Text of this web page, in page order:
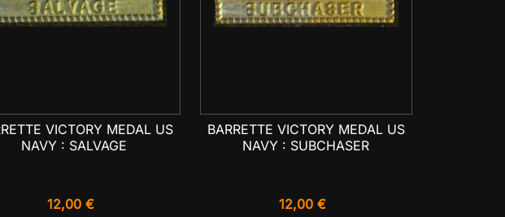
 Aperçu rapide
VICTORY MEDAL US
NAVY : SALVAGE
12,00 €
 Aperçu rapide
BARRETTE VICTORY MEDAL US
NAVY : SUBCHASER
12,00 €